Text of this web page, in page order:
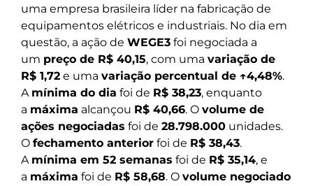
uma empresa brasileira líder na fabricação de
equipamentos elétricos e industriais. No dia em
questão, a ação de WEGE3 foi negociada a
um preço de R$ 40,15, com uma variação de
R$ 1,72 e uma variação percentual de ↑4,48%.
A mínima do dia foi de R$ 38,23, enquanto
a máxima alcançou R$ 40,66. O volume de
ações negociadas foi de 28.798.000 unidades.
O fechamento anterior foi de R$ 38,43.
A mínima em 52 semanas foi de R$ 35,14, e
a máxima foi de R$ 58,68. O volume negociado